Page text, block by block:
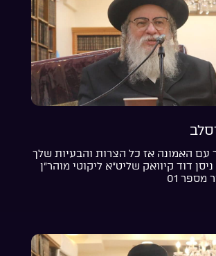
עם האמונה אז כל הצרות והבעיות שלך
דוד קיוואק שליט”א ליקוטי מוהר”ן
מספר 01